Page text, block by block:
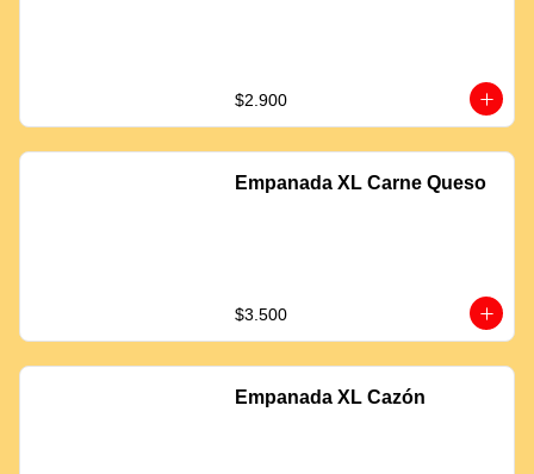
$2.900
Empanada XL Carne Queso
$3.500
Empanada XL Cazón